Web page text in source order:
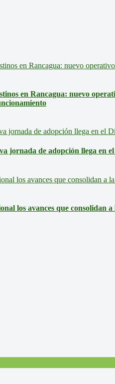
en Rancagua: nuevo
jornada de adopción llega en
los avances que consolidan